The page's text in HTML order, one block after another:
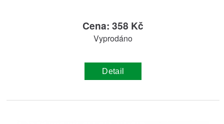
Cena: 358 Kč
Vyprodáno
Detail